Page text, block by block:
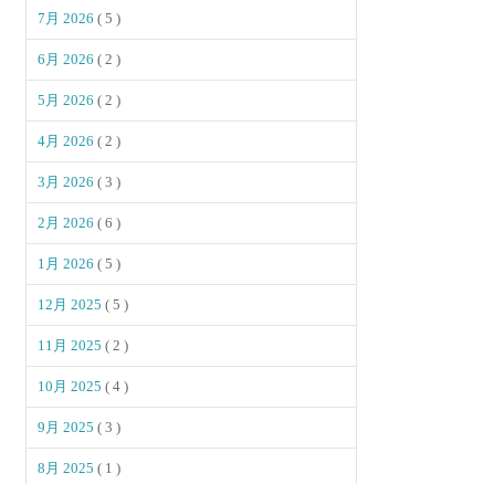
7月 2026( 5 )
6月 2026( 2 )
5月 2026( 2 )
4月 2026( 2 )
3月 2026( 3 )
2月 2026( 6 )
1月 2026( 5 )
12月 2025( 5 )
11月 2025( 2 )
10月 2025( 4 )
9月 2025( 3 )
8月 2025( 1 )